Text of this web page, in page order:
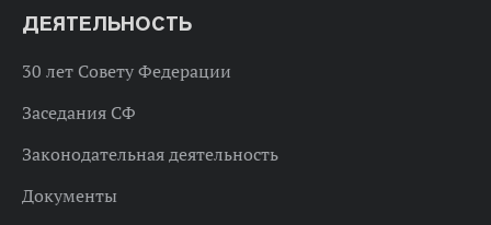
ДЕЯТЕЛЬНОСТЬ
30 лет Совету Федерации
Заседания СФ
Законодательная деятельность
Документы